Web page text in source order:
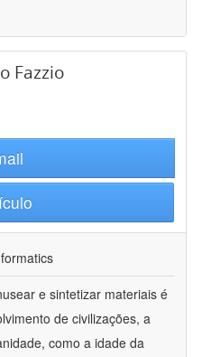
Fazzio
e sintetizar materiais é
de civilizações, a
como a idade da